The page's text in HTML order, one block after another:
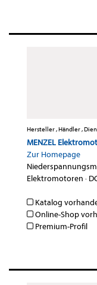
Hersteller , Händler ,
MENZEL
Zur Homepage
Elektromotoren ·
Katalog
Online-Shop
Premium-Profil